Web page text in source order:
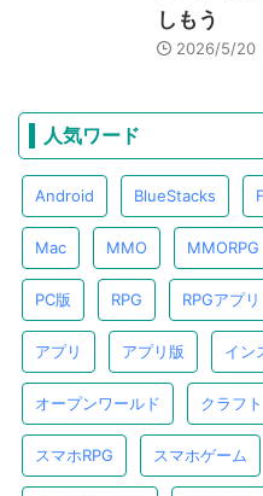
しもう
2026/5/20
人気ワード
Android BlueStacks
Mac MMO MMORPG
PC版 RPG RPGアプリ
アプリ アプリ版 イン
オープンワールド クラフト
スマホRPG スマホゲーム